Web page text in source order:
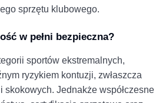
sprzętu klubowego.
w pełni bezpieczna?
sportów ekstremalnych,
ryzykiem kontuzji, zwłaszcza
skokowych. Jednakże współczesne